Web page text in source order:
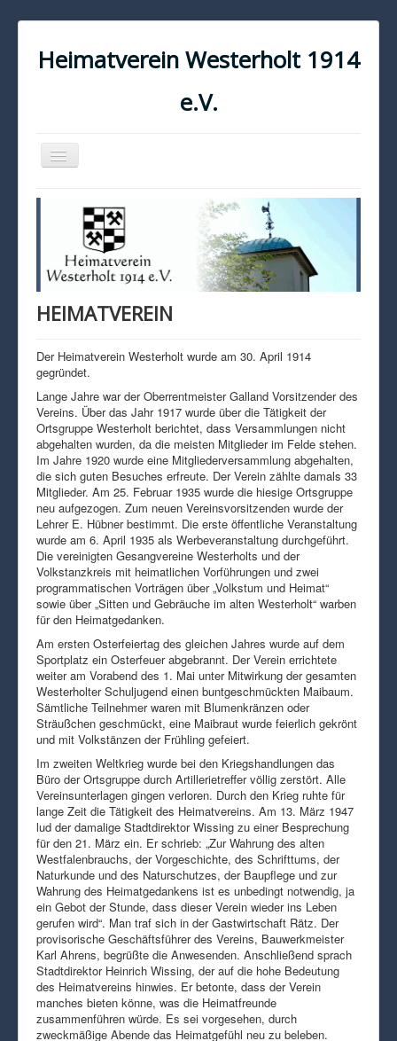
Heimatverein Westerholt 1914
e.V.
Navigation
an/aus
KONTAKT
IMPRESSUM
DATENSCHUTZ
HEIMATVEREIN
Der Heimatverein Westerholt wurde am 30. April 1914
gegründet.
Lange Jahre war der Oberrentmeister Galland Vorsitzender des
Vereins. Über das Jahr 1917 wurde über die Tätigkeit der
Ortsgruppe Westerholt berichtet, dass Versammlungen nicht
abgehalten wurden, da die meisten Mitglieder im Felde stehen.
Im Jahre 1920 wurde eine Mitgliederversammlung abgehalten,
die sich guten Besuches erfreute. Der Verein zählte damals 33
Mitglieder. Am 25. Februar 1935 wurde die hiesige Ortsgruppe
neu aufgezogen. Zum neuen Vereinsvorsitzenden wurde der
Lehrer E. Hübner bestimmt. Die erste öffentliche Veranstaltung
wurde am 6. April 1935 als Werbeveranstaltung durchgeführt.
Die vereinigten Gesangvereine Westerholts und der
Volkstanzkreis mit heimatlichen Vorführungen und zwei
programmatischen Vorträgen über „Volkstum und Heimat“
sowie über „Sitten und Gebräuche im alten Westerholt“ warben
für den Heimatgedanken.
Am ersten Osterfeiertag des gleichen Jahres wurde auf dem
Sportplatz ein Osterfeuer abgebrannt. Der Verein errichtete
weiter am Vorabend des 1. Mai unter Mitwirkung der gesamten
Westerholter Schuljugend einen buntgeschmückten Maibaum.
Sämtliche Teilnehmer waren mit Blumenkränzen oder
Sträußchen geschmückt, eine Maibraut wurde feierlich gekrönt
und mit Volkstänzen der Frühling gefeiert.
Im zweiten Weltkrieg wurde bei den Kriegshandlungen das
Büro der Ortsgruppe durch Artillerietreffer völlig zerstört. Alle
Vereinsunterlagen gingen verloren. Durch den Krieg ruhte für
lange Zeit die Tätigkeit des Heimatvereins. Am 13. März 1947
lud der damalige Stadtdirektor Wissing zu einer Besprechung
für den 21. März ein. Er schrieb: „Zur Wahrung des alten
Westfalenbrauchs, der Vorgeschichte, des Schrifttums, der
Naturkunde und des Naturschutzes, der Baupflege und zur
Wahrung des Heimatgedankens ist es unbedingt notwendig, ja
ein Gebot der Stunde, dass dieser Verein wieder ins Leben
gerufen wird“. Man traf sich in der Gastwirtschaft Rätz. Der
provisorische Geschäftsführer des Vereins, Bauwerkmeister
Karl Ahrens, begrüßte die Anwesenden. Anschließend sprach
Stadtdirektor Heinrich Wissing, der auf die hohe Bedeutung
des Heimatvereins hinwies. Er betonte, dass der Verein
manches bieten könne, was die Heimatfreunde
zusammenführen würde. Es sei vorgesehen, durch
zweckmäßige Abende das Heimatgefühl neu zu beleben.